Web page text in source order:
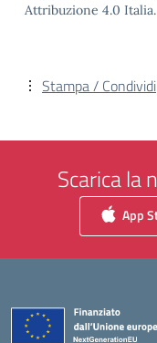
Attribuzione 4.0 Italia.
Stampa / Condividi
Scarica la
App